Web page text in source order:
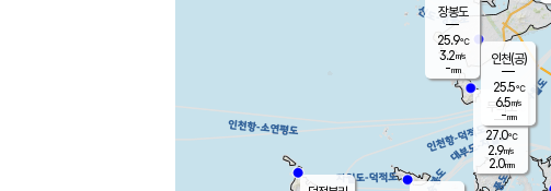
무의도
27.0℃
2.9m/s
2.0mm
장봉도
25.9℃
3.2m/s
-mm
인천(공)
25.5℃
6.5m/s
-mm